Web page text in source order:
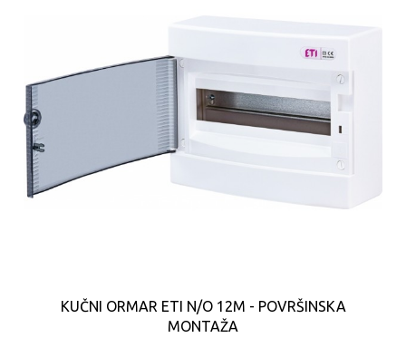
KUČNI ORMAR ETI N/O 12M - POVRŠINSKA
MONTAŽA